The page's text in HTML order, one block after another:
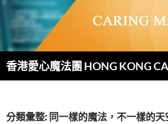
跳
要
內
容
搜
尋
分類彙整: 同一樣的魔法，不一樣的天